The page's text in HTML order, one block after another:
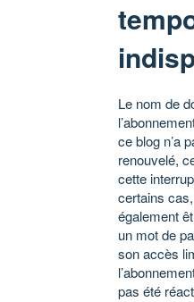
Le nom de
ce blog n’a
renouvelé,
cette
certains
également
un mot de
son accès
pas été